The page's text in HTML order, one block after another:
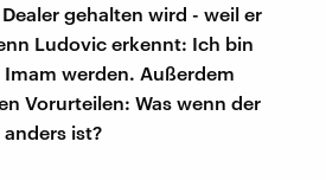
gehalten wird - weil er
Ludovic erkennt: Ich bin
werden. Außerdem
Vorurteilen: Was wenn der
ist?